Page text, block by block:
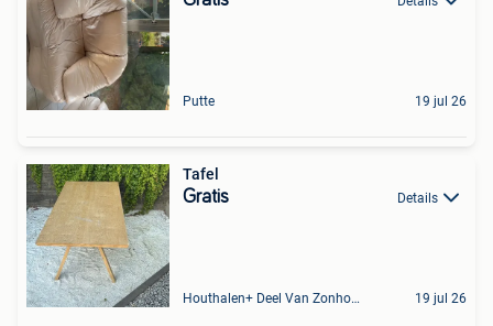
Putte 19 jul 26
Tafel
Gratis Details
Houthalen+ Deel Van Zonhoven En Zolder 19 jul 26